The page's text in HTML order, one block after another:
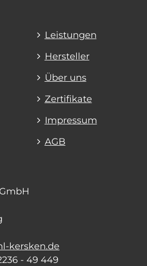
Leistungen
Hersteller
Über uns
Zertifikate
Impressum
AGB
kersken.de
- 49 449